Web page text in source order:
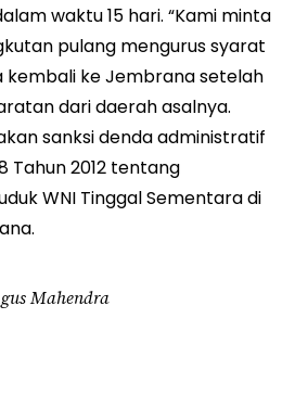
waktu 15 hari. “Kami minta
pulang mengurus syarat
kembali ke Jembrana setelah
dari daerah asalnya.
sanksi denda administratif
Tahun 2012 tentang
WNI Tinggal Sementara di
Mahendra